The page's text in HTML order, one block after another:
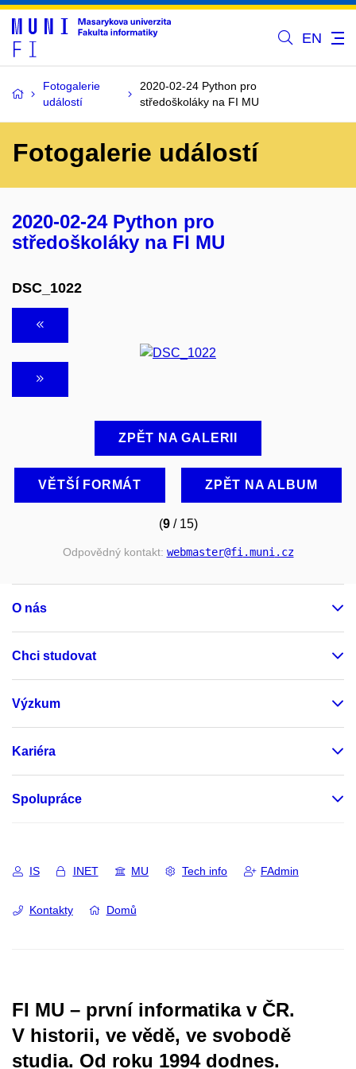
EN
Fotogalerie
událostí
2020-02-24 Python pro
středoškoláky na FI MU
Fotogalerie událostí
2020-02-24 Python pro
středoškoláky na FI MU
DSC_1022
ZPĚT NA GALERII
VĚTŠÍ FORMÁT ZPĚT NA ALBUM
(9/ 15)
Odpovědný kontakt: webmaster@fi.muni.cz
O nás
Chci studovat
Výzkum
Kariéra
Spolupráce
IS INET MU Tech info FAdmin
Kontakty Domů
FI MU – první informatika v ČR.
V historii, ve vědě, ve svobodě
studia. Od roku 1994 dodnes.